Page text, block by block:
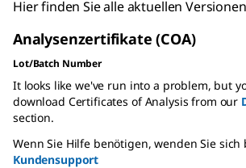
Hier finden Sie alle aktuellen
Analysenzertifikate (COA)
Lot/Batch Number
It looks like we've run into a problem, but
download Certificates of Analysis from our
section.
Wenn Sie Hilfe benötigen, wenden Sie sich
Kundensupport